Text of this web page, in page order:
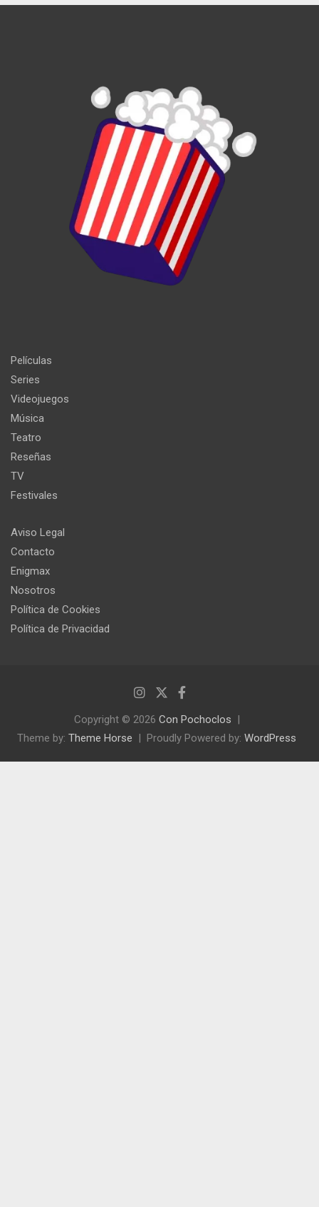
Películas
Series
Videojuegos
Música
Teatro
Reseñas
TV
Festivales
Aviso Legal
Contacto
Enigmax
Nosotros
Política de Cookies
Política de Privacidad
Copyright © 2026 Con Pochoclos
Theme by: Theme Horse Proudly Powered by: WordPress